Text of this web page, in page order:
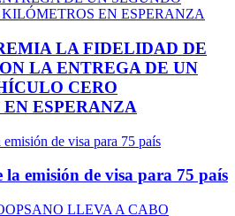
LA FIDELIDAD DE
LA ENTREGA DE UN
CERO
ESPERANZA
la emisión de visa para 75 país